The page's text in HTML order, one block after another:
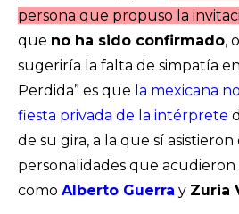
persona que propuso la
que no ha sido confirmado,
sugeriría la falta de simpatía
Perdida” es que la mexicana
fiesta privada de la intérprete
de su gira, a la que sí asistieron
personalidades que acudieron
como Alberto Guerra y Zuria